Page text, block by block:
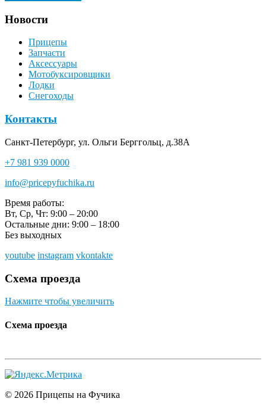
Новости
Прицепы
Запчасти
Аксессуары
Мотобуксировщики
Лодки
Снегоходы
Контакты
Санкт-Петербург, ул. Ольги Берггольц, д.38А
+7 981 939 0000
info@pricepyfuchika.ru
Время работы:
Вт, Ср, Чт: 9:00 – 20:00
Остальные дни: 9:00 – 18:00
Без выходных
youtube instagram vkontakte
Схема проезда
Нажмите чтобы увеличить
Схема проезда
© 2026 Прицепы на Фучика